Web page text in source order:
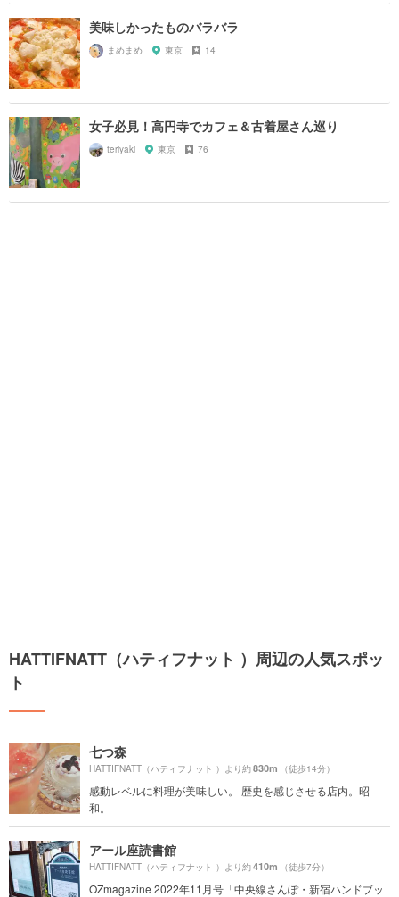
美味しかったものバラバラ
まめまめ 東京 14
女子必見！高円寺でカフェ＆古着屋さん巡り
teriyaki 東京 76
HATTIFNATT（ハティフナット ）周辺の人気スポッ
ト
七つ森
HATTIFNATT（ハティフナット ）より約830m （徒歩14分）
感動レベルに料理が美味しい。 歴史を感じさせる店内。昭
和。
アール座読書館
HATTIFNATT（ハティフナット ）より約410m （徒歩7分）
OZmagazine 2022年11月号「中央線さんぽ・新宿ハンドブッ